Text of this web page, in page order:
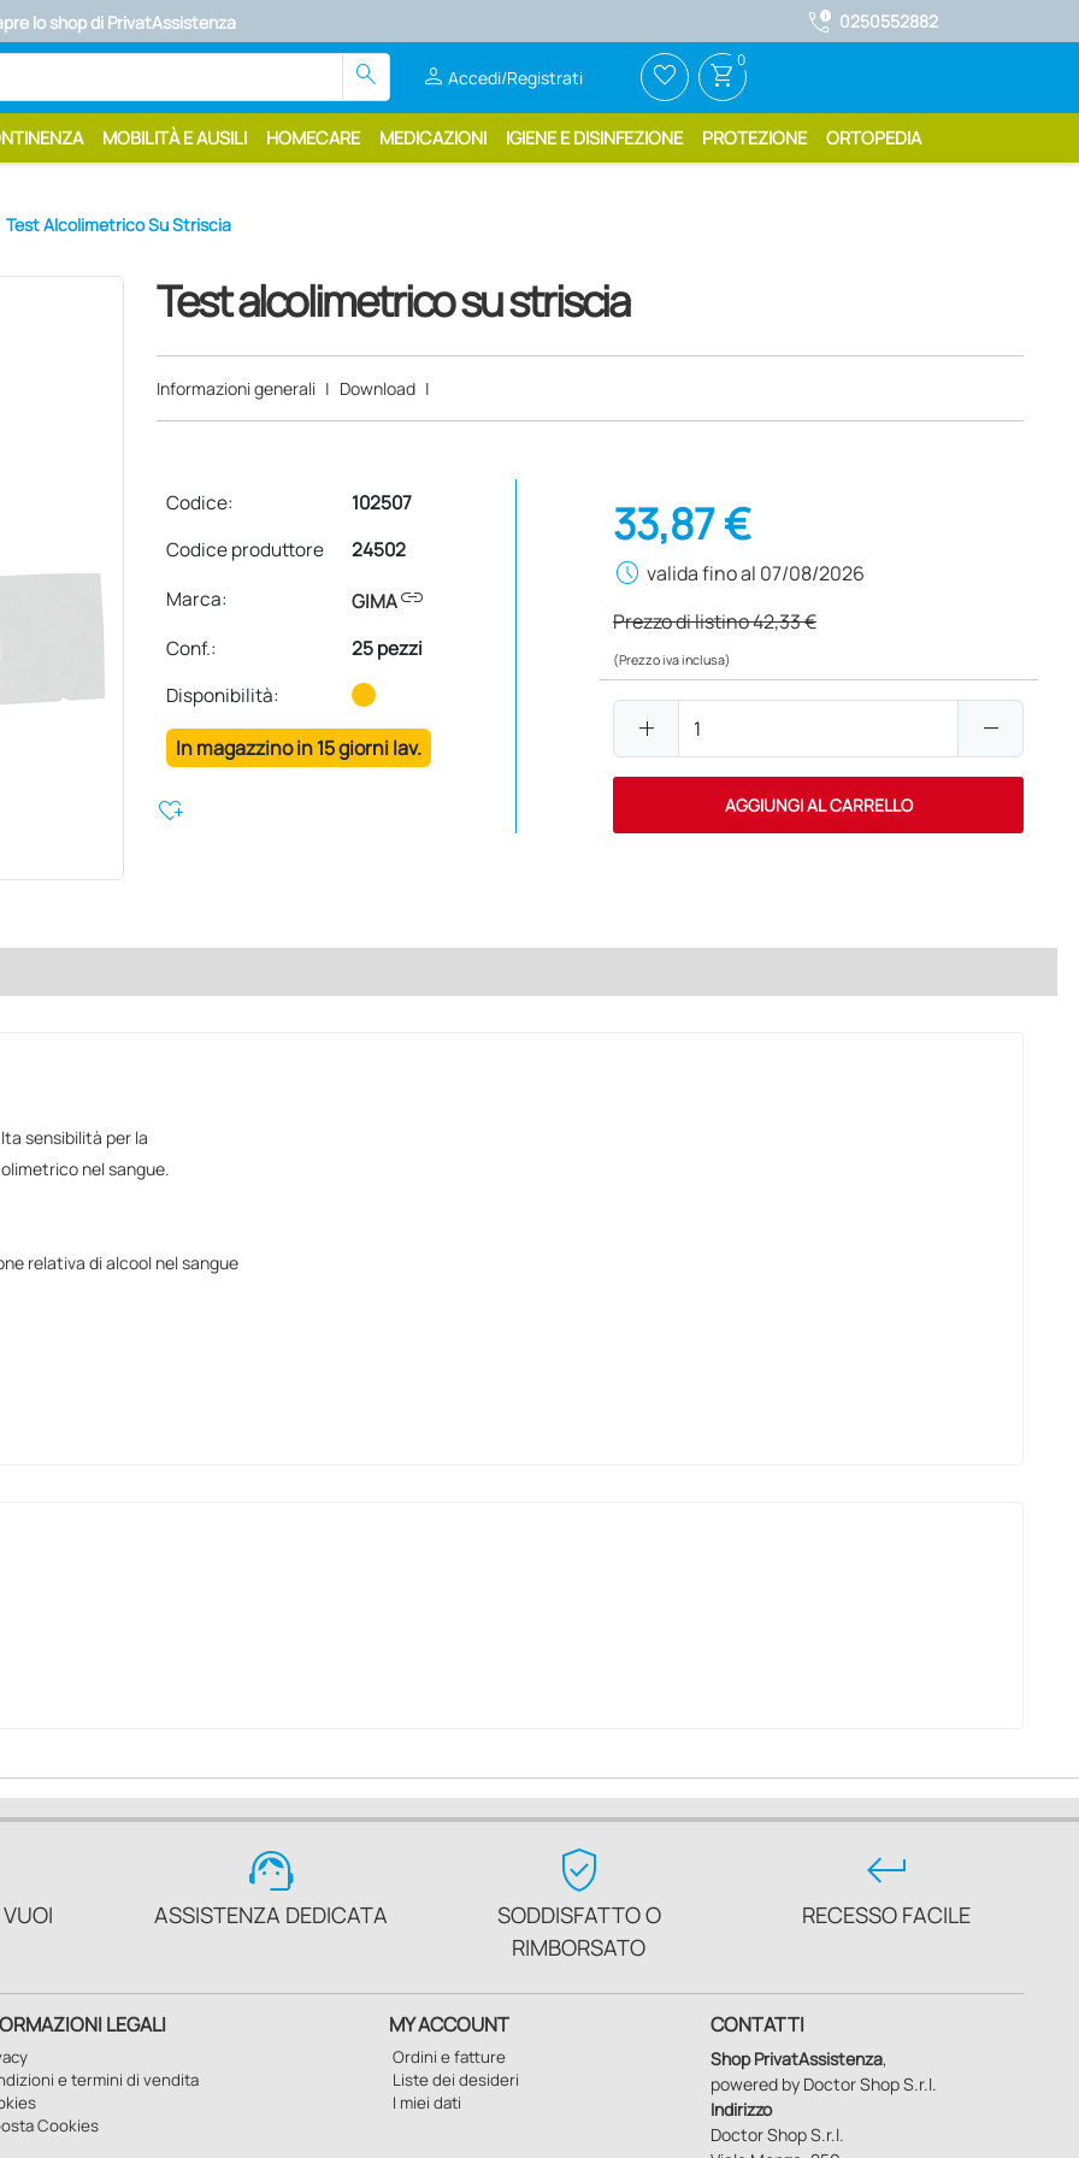
lo shop di PrivatAssistenza call_quality 0250552882
search person Accedi/Registrati favorite_border shopping_cart 0
MOBILITÀ E AUSILI HOMECARE MEDICAZIONI IGIENE E DISINFEZIONE PROTEZIONE ORTOPEDIA
Test Alcolimetrico Su Striscia
Test alcolimetrico su striscia
Informazioni generali | Download |
Codice:
102507
Codice produttore
24502
Marca:
GIMAlink
Conf.:
25 pezzi
Disponibilità:
In magazzino in 15 giorni lav.
heart_plus
33,87 €
schedule valida fino al 07/08/2026
Prezzo di listino42,33 €
(Prezzo iva inclusa)
add remove
AGGIUNGI AL CARRELLO
sensibilità per la
nel sangue.
relativa di alcool nel sangue
support_agent
ASSISTENZA DEDICATA
verified_user
SODDISFATTO O
RIMBORSATO
keyboard_return
RECESSO FACILE
LEGALI
e termini di vendita
Cookies
MY ACCOUNT
Ordini e fatture
Liste dei desideri
I miei dati
CONTATTI
Shop PrivatAssistenza,
powered by Doctor Shop S.r.l.
Indirizzo
Doctor Shop S.r.l.